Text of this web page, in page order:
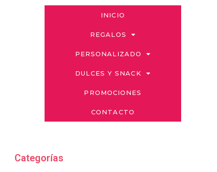
INICIO
REGALOS
PERSONALIZADO
DULCES Y SNACK
PROMOCIONES
CONTACTO
Categorías